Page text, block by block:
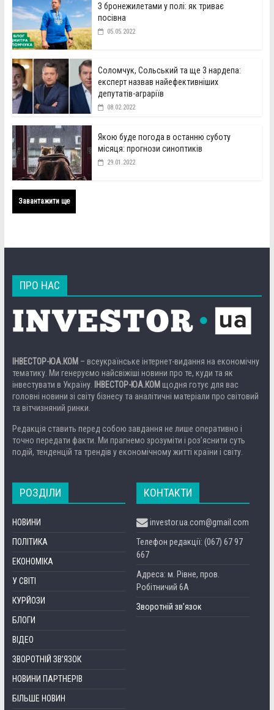
З бронежилетами у полі: як триває
посівна
05.05.2022
Соломчук, Сольський та ще 3 нардепа:
експерт назвав найефективніших
депутатів-аграріїв
08.02.2022
Якою буде погода в останню суботу
місяця: прогнози синоптиків
29.01.2022
Завантажити ще
ПРО НАС
ІНВЕСТОР-ЮА.КОМ – всеукраїнське інтернет-видання на економічну
тематику. Ми генеруємо найсвіжіші новини про те, куди та як
інвестувати в Україну.
ІНВЕСТОР-ЮА.КОМ щодня готує для вас
головні новини зі світу бізнесу та аналітичні матеріали про світовий
та вітчизняний ринки.
Редакція ставить перед собою завдання не лише оперативно і
точно передати факти. Ми прагнемо зрозуміти і роз’яснити суть
подій, тенденцій та трендів у економічному житті країни і світу.
РОЗДІЛИ
НОВИНИ
ПОЛІТИКА
ЕКОНОМІКА
У СВІТІ
КУРЙОЗИ
БЛОГИ
ВІДЕО
ЗВОРОТНІЙ ЗВ’ЯЗОК
НОВИНИ ПАРТНЕРІВ
БІЛЬШЕ НОВИН
КОНТАКТИ
investor.ua.com@gmail.com
Телефон редакції: (067) 67 97
667
Адреса: м. Рівне, пров.
Робітничий 6А
Зворотній зв’язок